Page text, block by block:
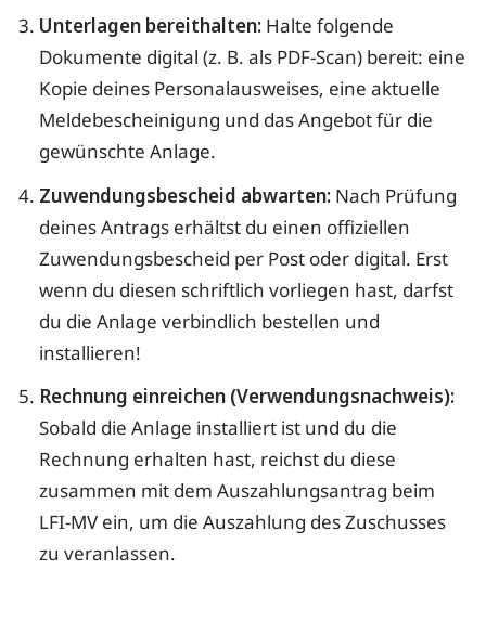
Unterlagen bereithalten: Halte folgende
Dokumente digital (z. B. als PDF-Scan) bereit: eine
Kopie deines Personalausweises, eine aktuelle
Meldebescheinigung und das Angebot für die
gewünschte Anlage.
Zuwendungsbescheid abwarten: Nach Prüfung
deines Antrags erhältst du einen offiziellen
Zuwendungsbescheid per Post oder digital. Erst
wenn du diesen schriftlich vorliegen hast, darfst
du die Anlage verbindlich bestellen und
installieren!
Rechnung einreichen (Verwendungsnachweis):
Sobald die Anlage installiert ist und du die
Rechnung erhalten hast, reichst du diese
zusammen mit dem Auszahlungsantrag beim
LFI-MV ein, um die Auszahlung des Zuschusses
zu veranlassen.